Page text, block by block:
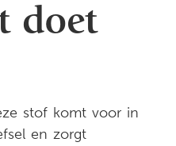
doet
stof komt voor in
en zorgt